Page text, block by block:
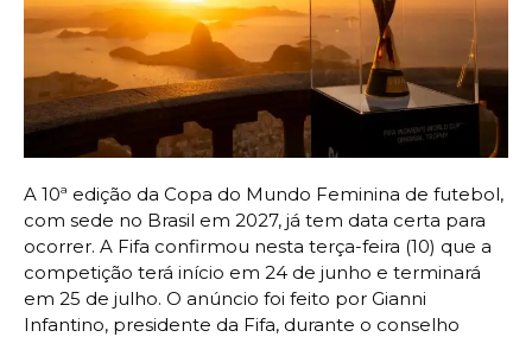
A 10ª edição da Copa do Mundo Feminina de futebol,
com sede no Brasil em 2027, já tem data certa para
ocorrer. A Fifa confirmou nesta terça-feira (10) que a
competição terá início em 24 de junho e terminará
em 25 de julho. O anúncio foi feito por Gianni
Infantino, presidente da Fifa, durante o conselho